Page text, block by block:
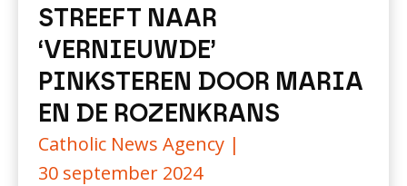
STREEFT NAAR
‘VERNIEUWDE’
PINKSTEREN DOOR MARIA
EN DE ROZENKRANS
Catholic News Agency |
30 september 2024